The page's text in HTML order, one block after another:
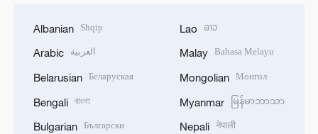
Albanian Shqip
Arabic العربية
Belarusian Беларуская
Bengali বাংলা
Bulgarian Български
Lao ລາວ
Malay Bahasa Melayu
Mongolian Монгол
Myanmar မြန်မာဘာသာ
Nepali नेपाली